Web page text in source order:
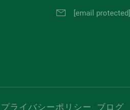
[email protected]
プライバシーポリシー ブログ